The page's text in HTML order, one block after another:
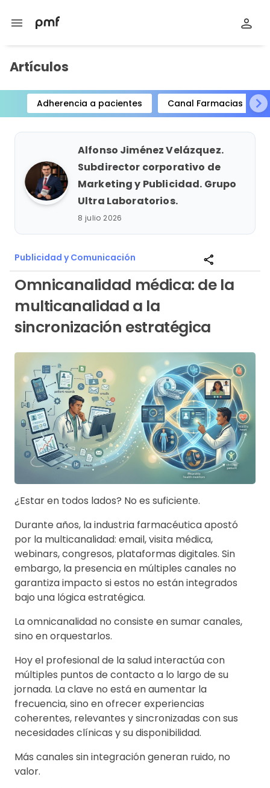
menu
Artículos
Adherencia a pacientes Canal Farmacias
Item
1
Alfonso Jiménez Velázquez.
Subdirector corporativo de
Marketing y Publicidad. Grupo
Ultra Laboratorios.
8 julio 2026
Publicidad y Comunicación share
Omnicanalidad médica: de la
multicanalidad a la
sincronización estratégica
¿Estar en todos lados? No es suficiente.
Durante años, la industria farmacéutica apostó
por la multicanalidad: email, visita médica,
webinars, congresos, plataformas digitales. Sin
embargo, la presencia en múltiples canales no
garantiza impacto si estos no están integrados
bajo una lógica estratégica.
La omnicanalidad no consiste en sumar canales,
sino en orquestarlos.
Hoy el profesional de la salud interactúa con
múltiples puntos de contacto a lo largo de su
jornada. La clave no está en aumentar la
frecuencia, sino en ofrecer experiencias
coherentes, relevantes y sincronizadas con sus
necesidades clínicas y su disponibilidad.
Más canales sin integración generan ruido, no
valor.